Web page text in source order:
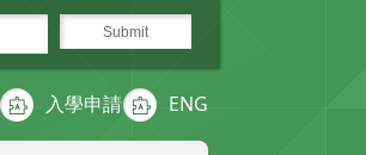
入學申請 ENG